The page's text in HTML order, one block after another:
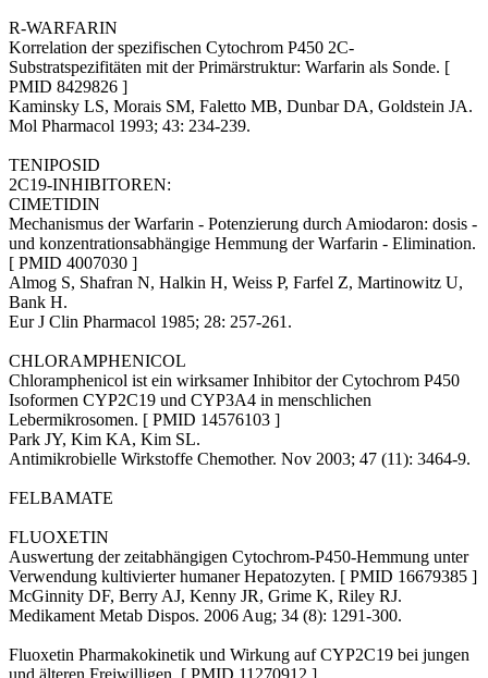
R-WARFARIN
Korrelation der spezifischen Cytochrom P450 2C-
Substratspezifitäten mit der Primärstruktur: Warfarin als Sonde. [
PMID 8429826 ]
Kaminsky LS, Morais SM, Faletto MB, Dunbar DA, Goldstein JA.
Mol Pharmacol 1993; 43: 234-239.
TENIPOSID
2C19-INHIBITOREN:
CIMETIDIN
Mechanismus der Warfarin - Potenzierung durch Amiodaron: dosis -
und konzentrationsabhängige Hemmung der Warfarin - Elimination.
[ PMID 4007030 ]
Almog S, Shafran N, Halkin H, Weiss P, Farfel Z, Martinowitz U,
Bank H.
Eur J Clin Pharmacol 1985; 28: 257-261.
CHLORAMPHENICOL
Chloramphenicol ist ein wirksamer Inhibitor der Cytochrom P450
Isoformen CYP2C19 und CYP3A4 in menschlichen
Lebermikrosomen. [ PMID 14576103 ]
Park JY, Kim KA, Kim SL.
Antimikrobielle Wirkstoffe Chemother. Nov 2003; 47 (11): 3464-9.
FELBAMATE
FLUOXETIN
Auswertung der zeitabhängigen Cytochrom-P450-Hemmung unter
Verwendung kultivierter humaner Hepatozyten. [ PMID 16679385 ]
McGinnity DF, Berry AJ, Kenny JR, Grime K, Riley RJ.
Medikament Metab Dispos. 2006 Aug; 34 (8): 1291-300.
Fluoxetin Pharmakokinetik und Wirkung auf CYP2C19 bei jungen